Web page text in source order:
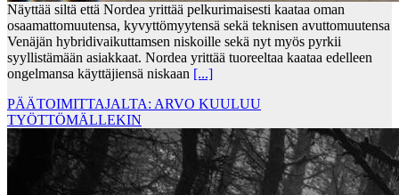
Näyttää siltä että Nordea yrittää pelkurimaisesti kaataa oman
osaamattomuutensa, kyvyttömyytensä sekä teknisen avuttomuutensa
Venäjän hybridivaikuttamsen niskoille sekä nyt myös pyrkii
syyllistämään asiakkaat. Nordea yrittää tuoreeltaa kaataa edelleen
ongelmansa käyttäjiensä niskaan [...]
PÄÄTOIMITTAJALTA: ARVO KUULUU
TYÖTTÖMÄLLEKIN